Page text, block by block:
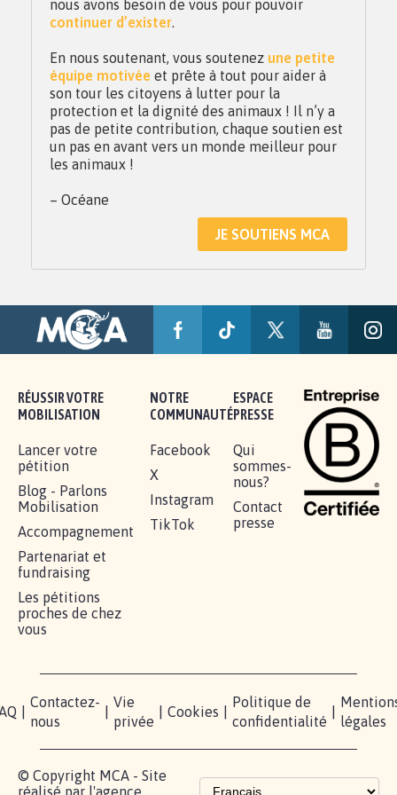
nous avons besoin de vous pour pouvoir
continuer d’exister.
En nous soutenant, vous soutenez une petite
équipe motivée et prête à tout pour aider à
son tour les citoyens à lutter pour la
protection et la dignité des animaux ! Il n’y a
pas de petite contribution, chaque soutien est
un pas en avant vers un monde meilleur pour
les animaux !
– Océane
JE SOUTIENS MCA
RÉUSSIR VOTRE
MOBILISATION
Lancer votre
pétition
Blog - Parlons
Mobilisation
Accompagnement
Partenariat et
fundraising
Les pétitions
proches de chez
vous
NOTRE
COMMUNAUTÉ
Facebook
X
Instagram
TikTok
ESPACE
PRESSE
Qui
sommes-
nous?
Contact
presse
Contactez-
nous
Vie
privée
Cookies
Politique de
confidentialité
légales
© Copyright MCA - Site